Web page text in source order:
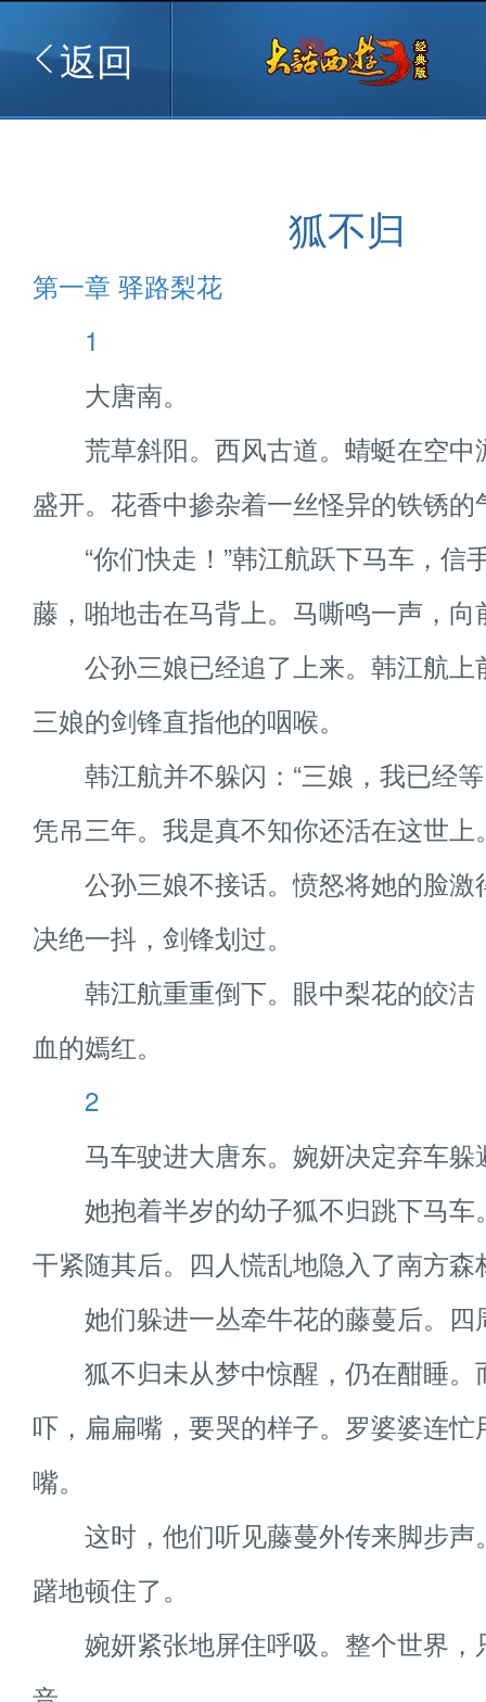
返回
狐不归
第一章 驿路梨花
1
大唐南。
荒草斜阳。西风古道。蜻蜓在空中
盛开。花香中掺杂着一丝怪异的铁锈的
“你们快走！”韩江航跃下马车，信
藤，啪地击在马背上。马嘶鸣一声，向
公孙三娘已经追了上来。韩江航上
三娘的剑锋直指他的咽喉。
韩江航并不躲闪：“三娘，我已经
凭吊三年。我是真不知你还活在这世上
公孙三娘不接话。愤怒将她的脸激
决绝一抖，剑锋划过。
韩江航重重倒下。眼中梨花的皎洁
血的嫣红。
2
马车驶进大唐东。婉妍决定弃车躲
她抱着半岁的幼子狐不归跳下马车
干紧随其后。四人慌乱地隐入了南方森
她们躲进一丛牵牛花的藤蔓后。四
狐不归未从梦中惊醒，仍在酣睡。
吓，扁扁嘴，要哭的样子。罗婆婆连
嘴。
这时，他们听见藤蔓外传来脚步声
躇地顿住了。
婉妍紧张地屏住呼吸。整个世界，